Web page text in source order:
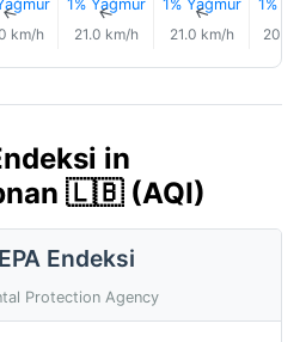
↑
km/h
1% Yağmur
↑
21.0 km/h
1% Yağmur
↑
21.0 km/h
1%
20.0
in
🇱🇧 (AQI)
Endeksi
Protection Agency